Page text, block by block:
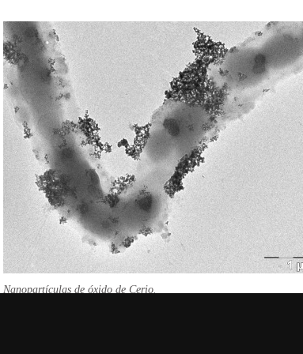
Nanopartículas de óxido de Cerio.